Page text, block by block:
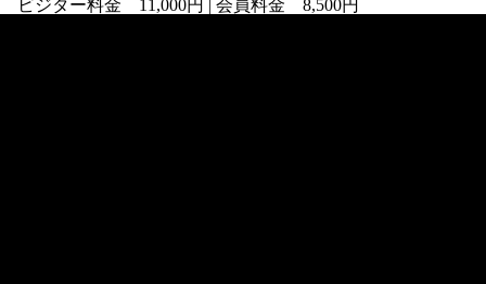
ビジター料金 11,000円 | 会員料金 8,500円